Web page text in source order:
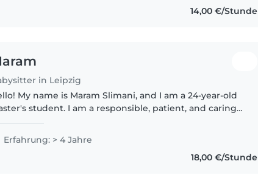
14,00 €/Stunde
in Leipzig
My name is Maram Slimani, and I am a 24-year-old
student. I am a responsible, patient, and caring
ages. I..
Erfahrung: > 4 Jahre
18,00 €/Stunde